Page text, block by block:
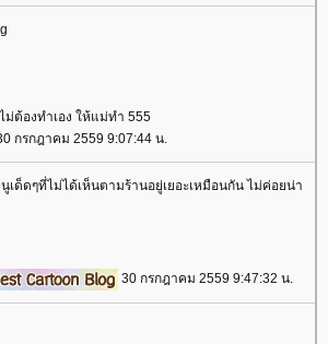
ม่ต้องทำเอง ให้แม่ทำ 555
กรกฎาคม 2559 9:07:44 น.
ด็ดๆที่ไม่ได้เห็นตามร้านอยู่เยอะเหมือนกัน ไม่ค่อยน่า
30 กรกฎาคม 2559 9:47:32 น.